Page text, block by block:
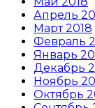
Апрель
Март 2018
Февраль
Январь
Декабрь
Ноябрь
Октябрь